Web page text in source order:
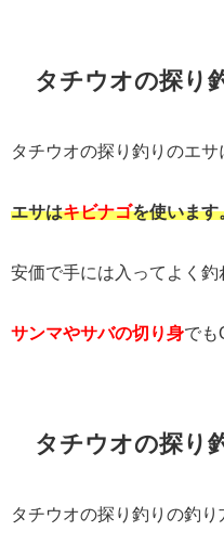
タチウオの探り
タチウオの探り釣りのエサ
エサはキビナゴを使います
安価で手には入ってよく釣
サンマやサバの切り身でも
タチウオの探り
タチウオの探り釣りの釣り